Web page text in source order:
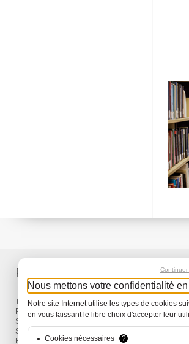
Produkte
Taschen & Rucksäcke
Reisen
Snow
Surf
Bike
Nous mettons votre confidentialité
Notre site Internet utilise les types de cookies
en vous laissant le libre choix d'accepter leur
Cookies nécessaires ?